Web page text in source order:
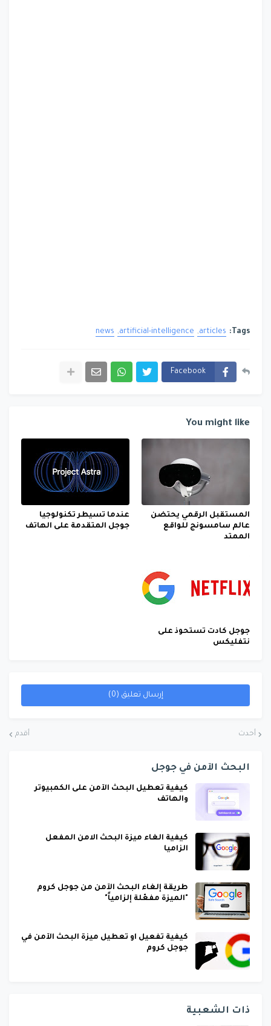
Tags:
articles
artificial-intelligence
news
Facebook
You might like
المستقبل الرقمي يحتضن
عالم سامسونج للواقع
الممتد
عندما تسيطر تكنولوجيا
جوجل المتقدمة على الهاتف
جوجل كادت تستحوذ على
نتفليكس
إرسال تعليق (0)
أحدث أقدم
البحث الآمن في جوجل
كيفية تعطيل البحث الآمن على الكمبيوتر
والهاتف
كيفية الغاء ميزة البحث الامن المفعل
الزاميا
طريقة إلغاء البحث الآمن من جوجل كروم
"الميزة مفعّلة إلزامياً"
كيفية تفعيل او تعطيل ميزة البحث الآمن في
جوجل كروم
ذات الشعبية